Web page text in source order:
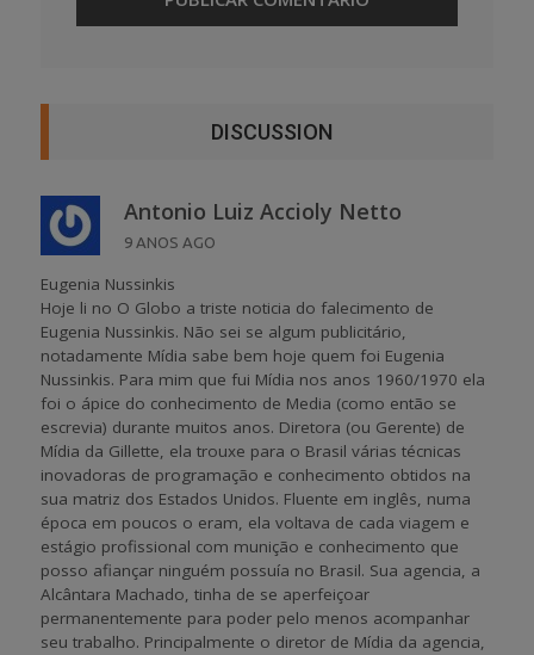
DISCUSSION
Antonio Luiz Accioly Netto
9 ANOS AGO
Eugenia Nussinkis
Hoje li no O Globo a triste noticia do falecimento de
Eugenia Nussinkis. Não sei se algum publicitário,
notadamente Mídia sabe bem hoje quem foi Eugenia
Nussinkis. Para mim que fui Mídia nos anos 1960/1970 ela
foi o ápice do conhecimento de Media (como então se
escrevia) durante muitos anos. Diretora (ou Gerente) de
Mídia da Gillette, ela trouxe para o Brasil várias técnicas
inovadoras de programação e conhecimento obtidos na
sua matriz dos Estados Unidos. Fluente em inglês, numa
época em poucos o eram, ela voltava de cada viagem e
estágio profissional com munição e conhecimento que
posso afiançar ninguém possuía no Brasil. Sua agencia, a
Alcântara Machado, tinha de se aperfeiçoar
permanentemente para poder pelo menos acompanhar
seu trabalho. Principalmente o diretor de Mídia da agencia,